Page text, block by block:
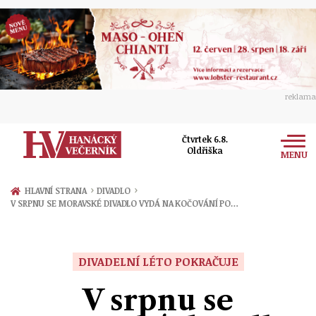
reklama
Čtvrtek 6.8.
Oldřiška
MENU
Zprávy
HLAVNÍ STRANA › DIVADLO ›
V SRPNU SE MORAVSKÉ DIVADLO VYDÁ NA KOČOVÁNÍ PO…
DIVADELNÍ LÉTO POKRAČUJE
V srpnu se